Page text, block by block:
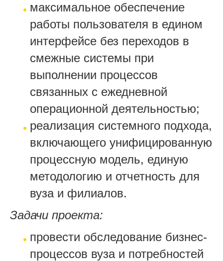
максимальное обеспечение
работы пользователя в едином
интерфейсе без переходов в
смежные системы при
выполнении процессов
связанных с ежедневной
операционной деятельностью;
реализация системного подхода,
включающего унифицированную
процессную модель, единую
методологию и отчетность для
вуза и филиалов.
Задачи проекта:
провести обследование бизнес-
процессов вуза и потребностей